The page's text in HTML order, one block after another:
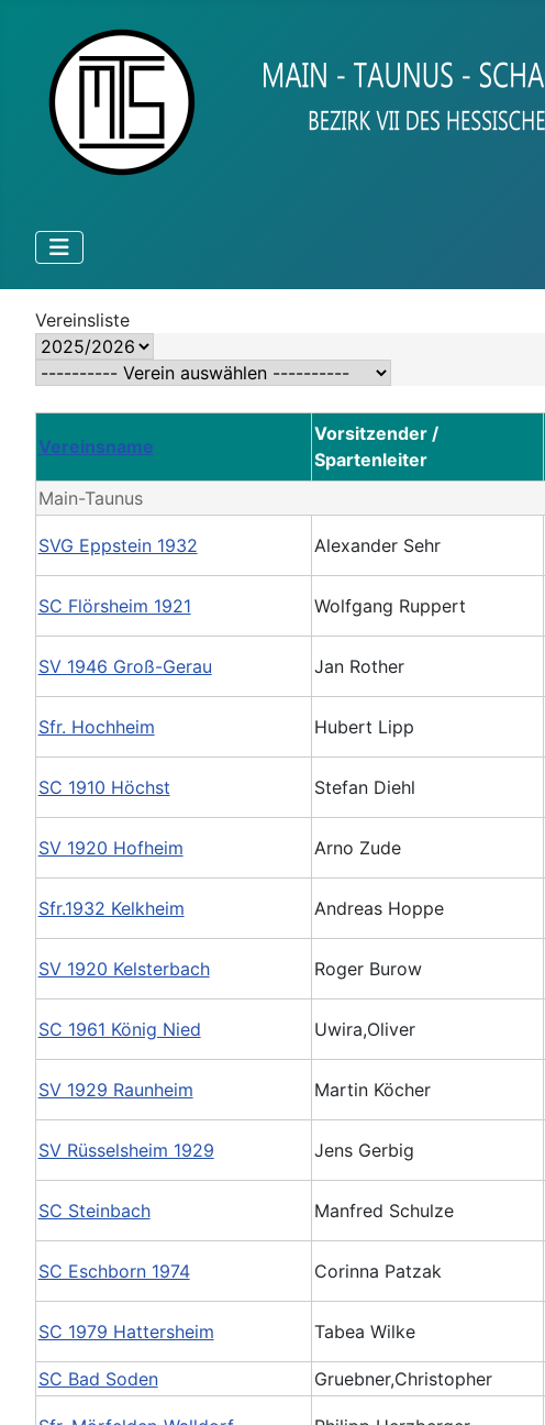
Vereinsliste
Vereinsname
Vorsitzender /
Spartenleiter
Main-Taunus
SVG Eppstein 1932 Alexander Sehr
SC Flörsheim 1921 Wolfgang Ruppert
SV 1946 Groß-Gerau Jan Rother
Sfr. Hochheim Hubert Lipp
SC 1910 Höchst Stefan Diehl
SV 1920 Hofheim Arno Zude
Sfr.1932 Kelkheim Andreas Hoppe
SV 1920 Kelsterbach Roger Burow
SC 1961 König Nied Uwira,Oliver
SV 1929 Raunheim Martin Köcher
SV Rüsselsheim 1929 Jens Gerbig
SC Steinbach Manfred Schulze
SC Eschborn 1974 Corinna Patzak
SC 1979 Hattersheim Tabea Wilke
SC Bad Soden Gruebner,Christopher